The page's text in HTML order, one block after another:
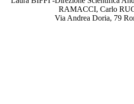
RAMACCI, Carlo
Via Andrea Doria, 79